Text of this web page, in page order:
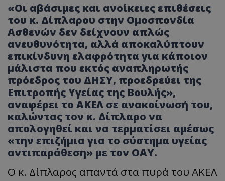
«Οι αβάσιμες και ανοίκειες επιθέσεις
του κ. Δίπλαρου στην Ομοσπονδία
Ασθενών δεν δείχνουν απλώς
ανευθυνότητα, αλλά αποκαλύπτουν
επικίνδυνη ελαφρότητα για κάποιον
μάλιστα που εκτός αναπληρωτής
πρόεδρος του ΔΗΣΥ, προεδρεύει της
Επιτροπής Υγείας της Βουλής»,
αναφέρει το ΑΚΕΛ σε ανακοίνωσή του,
καλώντας τον κ. Δίπλαρο να
απολογηθεί και να τερματίσει αμέσως
«την επιζήμια για το σύστημα υγείας
αντιπαράθεση» με τον ΟΑΥ.
Ο κ. Δίπλαρος απαντά στα πυρά του ΑΚΕΛ